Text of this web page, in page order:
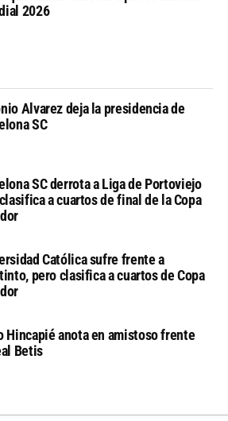
2026
Alvarez deja la presidencia de
SC
SC derrota a Liga de Portoviejo
a cuartos de final de la Copa
Católica sufre frente a
pero clasifica a cuartos de Copa
Hincapié anota en amistoso frente
Betis